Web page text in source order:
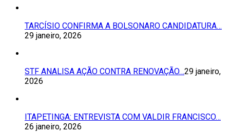
TARCÍSIO CONFIRMA A BOLSONARO CANDIDATURA…
29 janeiro, 2026
STF ANALISA AÇÃO CONTRA RENOVAÇÃO…29 janeiro,
2026
ITAPETINGA: ENTREVISTA COM VALDIR FRANCISCO…
26 janeiro, 2026